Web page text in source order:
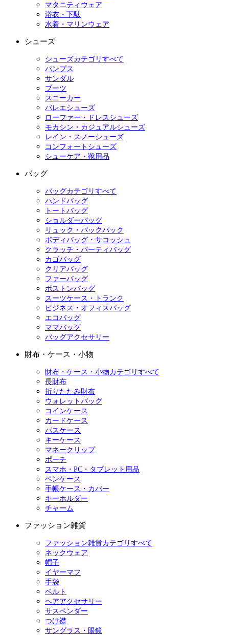
マタニティウェア
浴衣・下駄
水着・マリンウェア
シューズ
シューズカテゴリすべて
パンプス
サンダル
ブーツ
スニーカー
バレエシューズ
ローファー・ドレスシューズ
モカシン・カジュアルシューズ
レイン・スノーシューズ
コンフォートシューズ
シューケア・靴用品
バッグ
バッグカテゴリすべて
ハンドバッグ
トートバッグ
ショルダーバッグ
リュック・バックパック
ボディバッグ・サコッシュ
クラッチ・パーティバッグ
カゴバッグ
クリアバッグ
ファーバッグ
ボストンバッグ
スーツケース・トランク
ビジネス・オフィスバッグ
エコバッグ
ママバッグ
バッグアクセサリー
財布・ケース・小物
財布・ケース・小物カテゴリすべて
長財布
折りたたみ財布
ウォレットバッグ
コインケース
カードケース
パスケース
キーケース
マネークリップ
ポーチ
スマホ・PC・タブレット用品
ペンケース
手帳ケース・カバー
キーホルダー
チャーム
ファッション雑貨
ファッション雑貨カテゴリすべて
ネックウェア
帽子
イヤーマフ
手袋
ベルト
ヘアアクセサリー
サスペンダー
つけ襟
サングラス・眼鏡